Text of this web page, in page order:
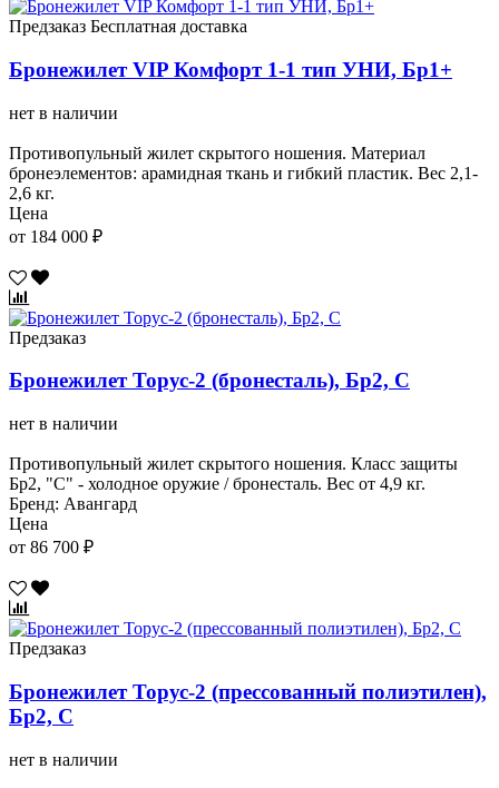
Предзаказ Бесплатная доставка
Бронежилет VIP Комфорт 1-1 тип УНИ, Бр1+
нет в наличии
Противопульный жилет скрытого ношения. Материал
бронеэлементов: арамидная ткань и гибкий пластик. Вес 2,1-
2,6 кг.
Цена
от 184 000 ₽
Предзаказ
Бронежилет Торус-2 (бронесталь), Бр2, С
нет в наличии
Противопульный жилет скрытого ношения. Класс защиты
Бр2, "С" - холодное оружие / бронесталь. Вес от 4,9 кг.
Бренд: Авангард
Цена
от 86 700 ₽
Предзаказ
Бронежилет Торус-2 (прессованный полиэтилен),
Бр2, С
нет в наличии